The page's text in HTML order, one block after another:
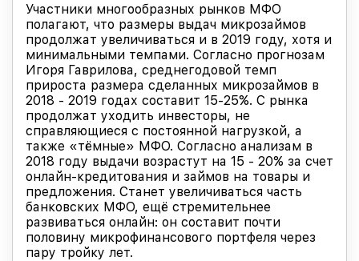
Участники многообразных рынков МФО
полагают, что размеры выдач микрозаймов
продолжат увеличиваться и в 2019 году, хотя и
минимальными темпами. Согласно прогнозам
Игоря Гаврилова, среднегодовой темп
прироста размера сделанных микрозаймов в
2018 - 2019 годах составит 15-25%. С рынка
продолжат уходить инвесторы, не
справляющиеся с постоянной нагрузкой, а
также «тёмные» МФО. Согласно анализам в
2018 году выдачи возрастут на 15 - 20% за счет
онлайн-кредитования и займов на товары и
предложения. Станет увеличиваться часть
банковских МФО, ещё стремительнее
развиваться онлайн: он составит почти
половину микрофинансового портфеля через
пару тройку лет.